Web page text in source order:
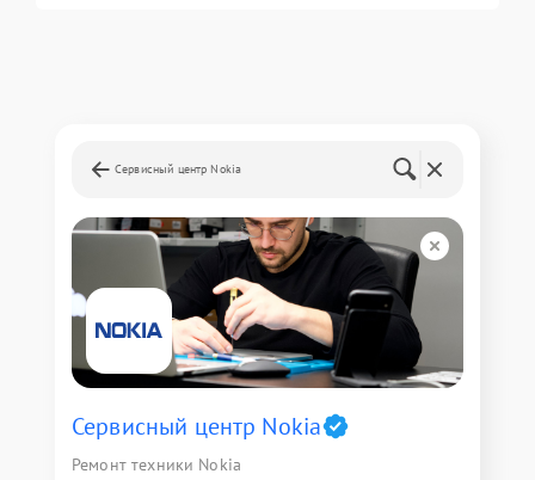
Сервисный центр Nokia
Сервисный центр Nokia
Ремонт техники Nokia